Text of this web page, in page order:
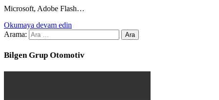
Microsoft, Adobe Flash…
Okumaya devam edin
Arama:
Bilgen Grup Otomotiv